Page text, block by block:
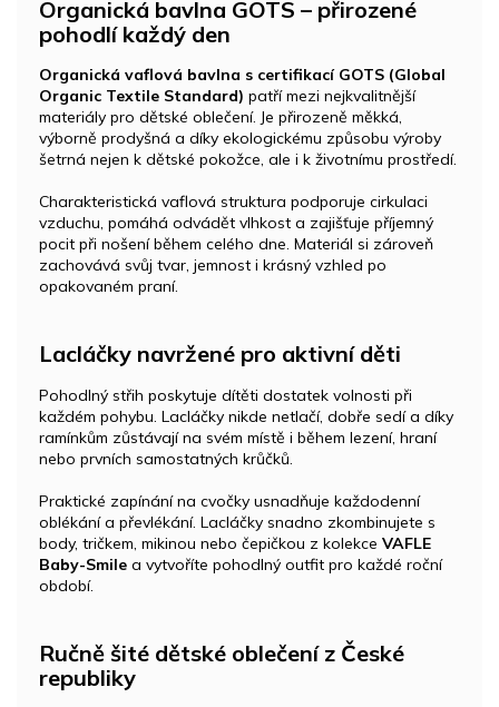
Organická bavlna GOTS – přirozené
pohodlí každý den
Organická vaflová bavlna s certifikací GOTS (Global
Organic Textile Standard) patří mezi nejkvalitnější
materiály pro dětské oblečení. Je přirozeně měkká,
výborně prodyšná a díky ekologickému způsobu výroby
šetrná nejen k dětské pokožce, ale i k životnímu prostředí.
Charakteristická vaflová struktura podporuje cirkulaci
vzduchu, pomáhá odvádět vlhkost a zajišťuje příjemný
pocit při nošení během celého dne. Materiál si zároveň
zachovává svůj tvar, jemnost i krásný vzhled po
opakovaném praní.
Lacláčky navržené pro aktivní děti
Pohodlný střih poskytuje dítěti dostatek volnosti při
každém pohybu. Lacláčky nikde netlačí, dobře sedí a díky
ramínkům zůstávají na svém místě i během lezení, hraní
nebo prvních samostatných krůčků.
Praktické zapínání na cvočky usnadňuje každodenní
oblékání a převlékání. Lacláčky snadno zkombinujete s
body, tričkem, mikinou nebo čepičkou z kolekce VAFLE
Baby-Smile a vytvoříte pohodlný outfit pro každé roční
období.
Ručně šité dětské oblečení z České
republiky